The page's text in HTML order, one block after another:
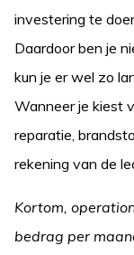
investering te
Daardoor ben je
kun je er wel zo
Wanneer je kiest
reparatie,
rekening van de
Kortom,
bedrag per